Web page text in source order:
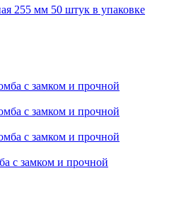
255 мм 50 штук в упаковке
с замком и прочной